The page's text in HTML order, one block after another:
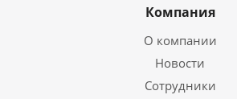
Компания
О компании
Новости
Сотрудники